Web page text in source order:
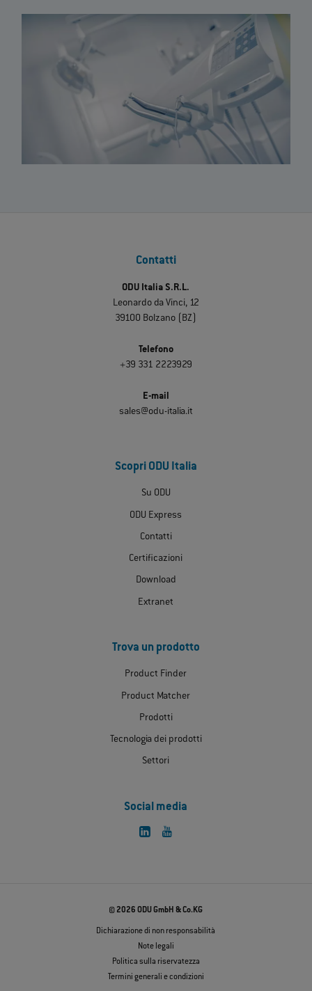
Contatti
ODU Italia S.R.L.
Leonardo da Vinci, 12
39100 Bolzano (BZ)
Telefono
+39 331 2223929
E-mail
sales@odu-italia.it
Scopri ODU Italia
Su ODU
ODU Express
Contatti
Certificazioni
Download
Extranet
Trova un prodotto
Product Finder
Product Matcher
Prodotti
Tecnologia dei prodotti
Settori
Social media
© 2026 ODU GmbH & Co.KG
Dichiarazione di non responsabilità
Note legali
Politica sulla riservatezza
Termini generali e condizioni